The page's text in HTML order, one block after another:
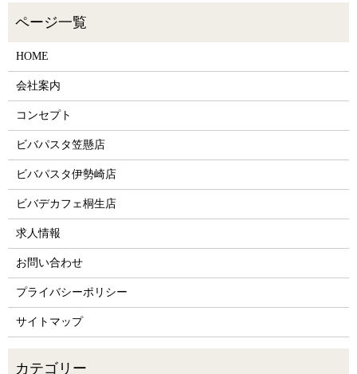
HOME
会社案内
コンセプト
ビバパスタ笠懸店
ビバパスタ伊勢崎店
ビバデカフェ桐生店
求人情報
お問い合わせ
プライバシーポリシー
サイトマップ